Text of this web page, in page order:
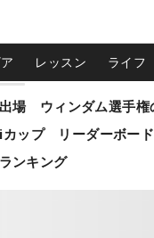
レッスン ライフ
ップ リーダーボード
ンキング